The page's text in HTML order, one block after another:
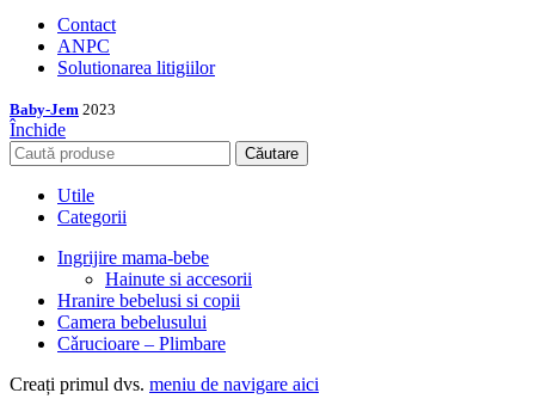
Contact
ANPC
Solutionarea litigiilor
Baby-Jem 2023
Închide
Căutare
Utile
Categorii
Ingrijire mama-bebe
Hainute si accesorii
Hranire bebelusi si copii
Camera bebelusului
Cǎrucioare – Plimbare
Creați primul dvs. meniu de navigare aici